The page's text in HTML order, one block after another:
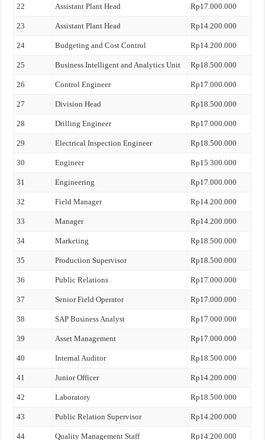
22 Assistant Plant Head Rp17.000.000
23 Assistant Plant Head Rp14.200.000
24 Budgeting and Cost Control Rp14.200.000
25 Business Intelligent and Analytics Unit Rp18.500.000
26 Control Engineer Rp17.000.000
27 Division Head Rp18.500.000
28 Drilling Engineer Rp17.000.000
29 Electrical Inspection Engineer Rp18.500.000
30 Engineer Rp15.300.000
31 Engineering Rp17.000.000
32 Field Manager Rp14.200.000
33 Manager Rp14.200.000
34 Marketing Rp18.500.000
35 Production Supervisor Rp18.500.000
36 Public Relations Rp17.000.000
37 Senior Field Operator Rp17.000.000
38 SAP Business Analyst Rp17.000.000
39 Asset Management Rp17.000.000
40 Internal Auditor Rp18.500.000
41 Junior Officer Rp14.200.000
42 Laboratory Rp18.500.000
43 Public Relation Supervisor Rp14.200.000
44 Quality Management Staff Rp14.200.000